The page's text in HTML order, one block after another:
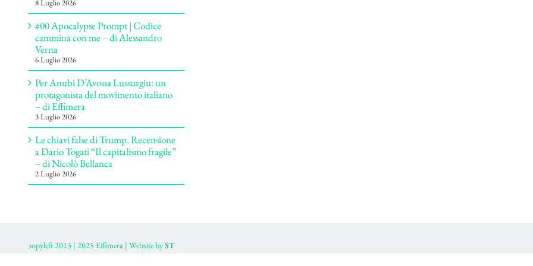
8 Luglio 2026
#00 Apocalypse Prompt | Codice
cammina con me – di Alessandro
Verna
6 Luglio 2026
Per Anubi D’Avossa Lussurgiu: un
protagonista del movimento italiano
– di Effimera
3 Luglio 2026
Le chiavi false di Trump. Recensione
a Dario Togati “Il capitalismo fragile”
– di Nicolò Bellanca
2 Luglio 2026
ɔopyleft 2013 | 2025 Effimera | Website byST